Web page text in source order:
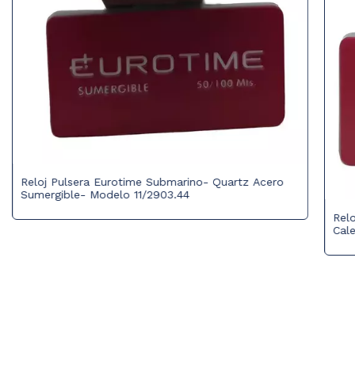
Reloj Pulsera Eurotime Submarino- Quartz Acero
Sumergible- Modelo 11/2903.44